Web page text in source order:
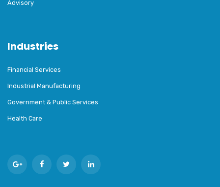
Advisory
Industries
Financial Services
Industrial Manufacturing
Government & Public Services
Health Care